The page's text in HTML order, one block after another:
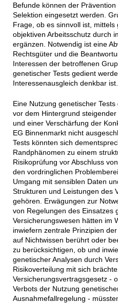
Befunde können der
Selektion eingesetzt werden.
Frage, ob es sinnvoll ist, mittels
objektiven Arbeitsschutz durch
ergänzen. Notwendig ist eine
Rechtsgüter und die
Interessen der betroffenen
genetischer Tests gedient
Interessenausgleich denkbar ist.
Eine Nutzung genetischer
vor dem Hintergrund
und einer Verschärfung der
EG Binnenmarkt nicht
Tests könnten sich
Randphänomen zu einem
Risikoprüfung vor Abschluss
den vordringlichen
Umgang mit sensiblen Daten
Strukturen und Leistungen des
gehören. Erwägungen zur
von Regelungen des Einsatzes
Versicherungswesen hätten im
inwiefern zentrale Prinzipien
auf Nichtwissen berührt oder
zu berücksichtigen, ob und
genetischer Analysen durch
Risikoverteilung mit sich
Versicherungsvertragsgesetz -
Verbots der Nutzung
Ausnahmefallregelung -